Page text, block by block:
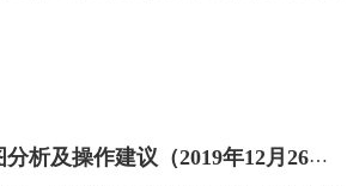
今日美元指数走势图分析及操作建议（2019年12月26日）